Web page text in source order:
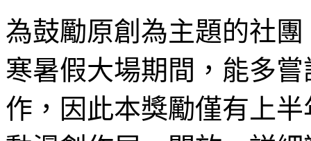
為鼓勵原創為主題的社
寒暑假大場期間，能多
作，因此本獎勵僅有上半